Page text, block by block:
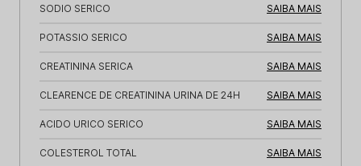
SODIO SERICO SAIBA MAIS
POTASSIO SERICO SAIBA MAIS
CREATININA SERICA SAIBA MAIS
CLEARENCE DE CREATININA URINA DE 24H SAIBA MAIS
ACIDO URICO SERICO SAIBA MAIS
COLESTEROL TOTAL SAIBA MAIS